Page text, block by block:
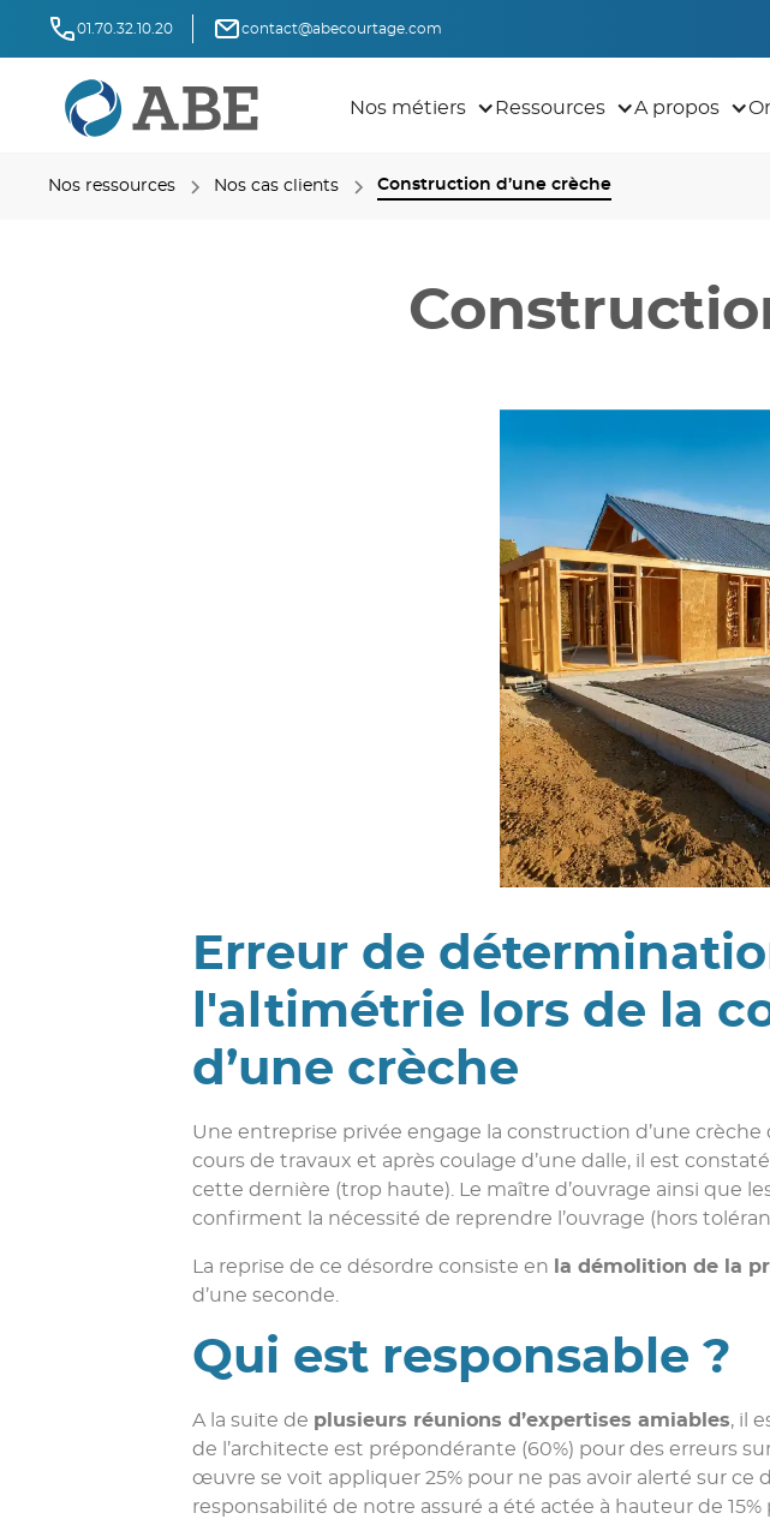
01.70.32.10.20 contact@abecourtage.com
Nos métiers Ressources A propos
Nos ressources Nos cas clients Construction d’une crèche
Erreur de
l'altimétrie lors de la
d’une crèche
Une entreprise privée engage la construction d’une crèche
cours de travaux et après coulage d’une dalle, il est constaté
cette dernière (trop haute). Le maître d’ouvrage ainsi que
confirment la nécessité de reprendre l’ouvrage (hors
La reprise de ce désordre consiste en la démolition de la
d’une seconde.
Qui est responsable ?
A la suite de plusieurs réunions d’expertises amiables, il
de l’architecte est prépondérante (60%) pour des erreurs
œuvre se voit appliquer 25% pour ne pas avoir alerté sur ce
responsabilité de notre assuré a été actée à hauteur de